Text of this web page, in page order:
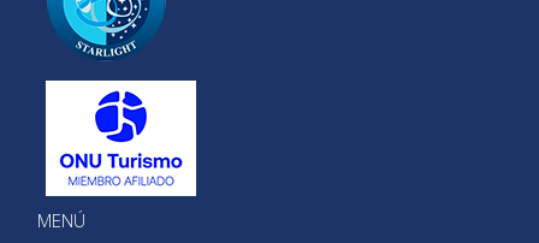
MENÚ